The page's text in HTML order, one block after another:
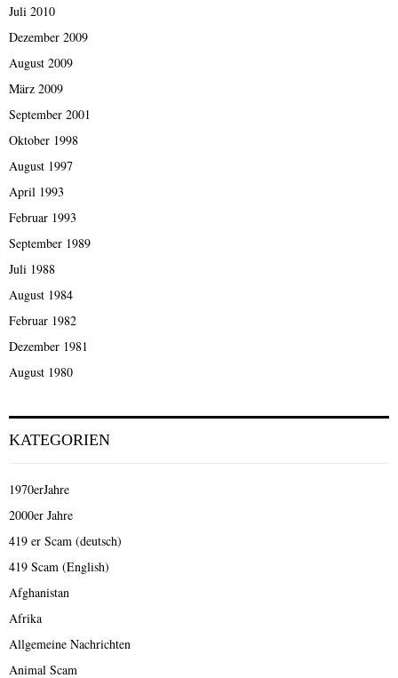
Juli 2010
Dezember 2009
August 2009
März 2009
September 2001
Oktober 1998
August 1997
April 1993
Februar 1993
September 1989
Juli 1988
August 1984
Februar 1982
Dezember 1981
August 1980
KATEGORIEN
1970erJahre
2000er Jahre
419 er Scam (deutsch)
419 Scam (English)
Afghanistan
Afrika
Allgemeine Nachrichten
Animal Scam